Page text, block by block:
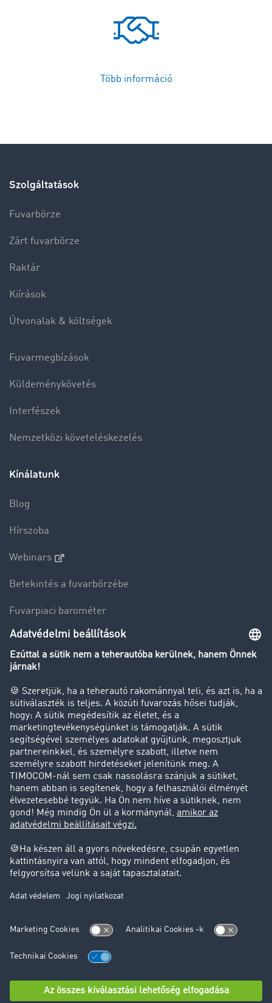
Több információ
Szolgáltatások
Fuvarbörze
Zárt fuvarbörze
Raktár
Kiírások
Útvonalak & költségek
Fuvarmegbízások
Küldeménykövetés
Interfészek
Nemzetközi követeléskezelés
Kínálatunk
Blog
Hírszoba
Webinars
Betekintés a fuvarbörzébe
Fuvarpiaci barométer
Transzportlexikon
Tehergépkocsi-forgalomkorlátozás
Cég
Sikertörténetek
Ügyfél hoz ügyfelet
Jogi információk
Impresszum
Adatvédelem
süti-beállítások
Támogatás